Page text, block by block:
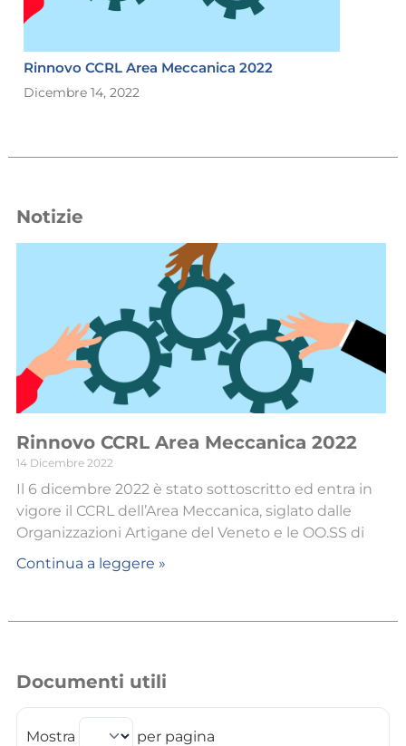
Rinnovo CCRL Area Meccanica 2022
Dicembre 14, 2022
Notizie
Rinnovo CCRL Area Meccanica 2022
14 Dicembre 2022
Il 6 dicembre 2022 è stato sottoscritto ed entra in
vigore il CCRL dell’Area Meccanica, siglato dalle
Organizzazioni Artigane del Veneto e le OO.SS di
Continua a leggere »
Documenti utili
Mostra per pagina